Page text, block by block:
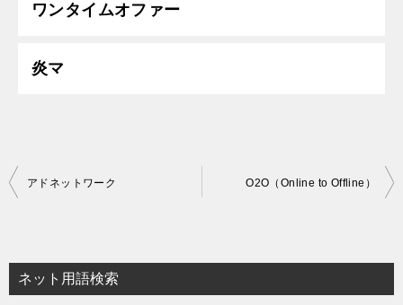
ワンタイムオファー
炎マ
投
ビ
ゲ
アドネットワーク O2O（Online to Offline）
ネット用語検索